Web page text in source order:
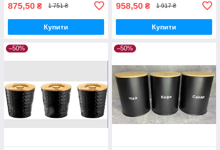
875,50 ₴ 1 751 ₴
Купити
958,50 ₴ 1 917 ₴
Купити
–50% –50%